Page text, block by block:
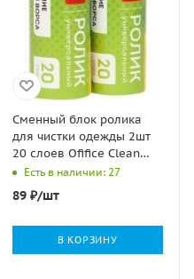
Сменный блок ролика
для чистки одежды 2шт
20 слоев Ofifice Clean
1/24Есть в наличии: 27
89₽/шт
В КОРЗИНУ